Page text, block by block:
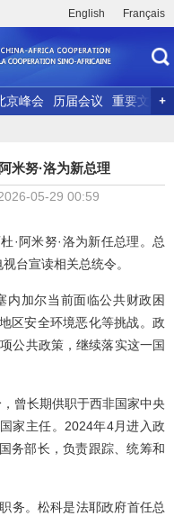
English Français
京峰会 历届会议
重要文献
米努·洛为新总理
05-29 00:59
·阿米努·洛为新任总理。总
台宣读相关总统令。
内加尔当前面临公共财政困
区安全环境恶化等挑战。政
公共政策，继续落实这一国
曾长期供职于西非国家中央
家主任。2024年4月进入政
务部长，负责跟踪、统筹和
务。松科是法耶政府首任总